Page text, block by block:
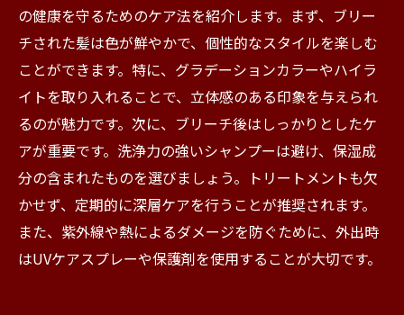
の健康を守るためのケア法を紹介します。まず、ブリー
チされた髪は色が鮮やかで、個性的なスタイルを楽しむ
ことができます。特に、グラデーションカラーやハイラ
イトを取り入れることで、立体感のある印象を与えられ
るのが魅力です。次に、ブリーチ後はしっかりとしたケ
アが重要です。洗浄力の強いシャンプーは避け、保湿成
分の含まれたものを選びましょう。トリートメントも欠
かせず、定期的に深層ケアを行うことが推奨されます。
また、紫外線や熱によるダメージを防ぐために、外出時
はUVケアスプレーや保護剤を使用することが大切です。